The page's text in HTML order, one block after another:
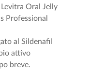
Oral Jelly
Professional
al Sildenafil
attivo
breve.